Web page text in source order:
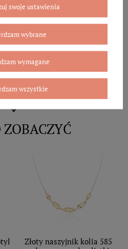
Złoty naszyjnik kolia 585
swoje ustawienia
wybrane
wymagane
wszystkie